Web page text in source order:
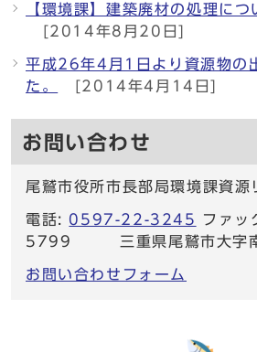
【環境課】建築廃材の処理につ
[2014年8月20日]
平成26年4月1日より資源物の
た。
[2014年4月14日]
お問い合わせ
尾鷲市役所市長部局環境課資源
電話: 0597-22-3245
ファ
5799 三重県尾鷲市大字
お問い合わせフォーム